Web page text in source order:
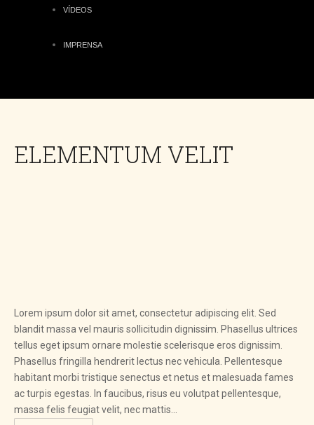
VÍDEOS
IMPRENSA
ELEMENTUM VELIT
Lorem ipsum dolor sit amet, consectetur adipiscing elit. Sed
blandit massa vel mauris sollicitudin dignissim. Phasellus ultrices
tellus eget ipsum ornare molestie scelerisque eros dignissim.
Phasellus fringilla hendrerit lectus nec vehicula. Pellentesque
habitant morbi tristique senectus et netus et malesuada fames
ac turpis egestas. In faucibus, risus eu volutpat pellentesque,
massa felis feugiat velit, nec mattis...